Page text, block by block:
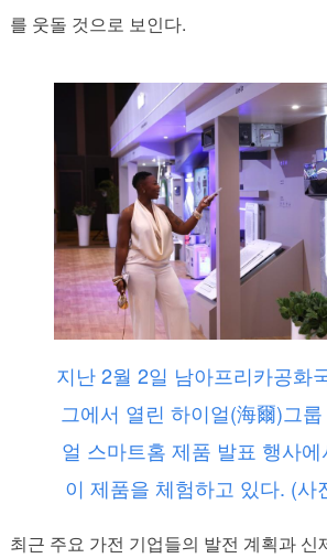
를 웃돌 것으로 보인다.
지난 2월 2일 남아프리카공화
그에서 열린 하이얼(海爾)그
얼 스마트홈 제품 발표 행사
이 제품을 체험하고 있다. (사
최근 주요 가전 기업들의 발전 계획과 신